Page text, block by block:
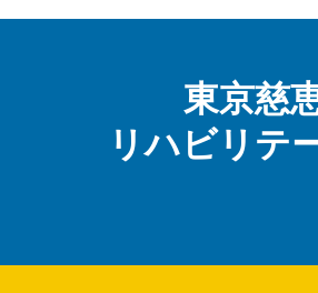
東京慈
リハビリテ